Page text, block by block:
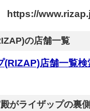
https://
の店舗一覧
(RIZAP)店舗一覧検
がライザップの裏